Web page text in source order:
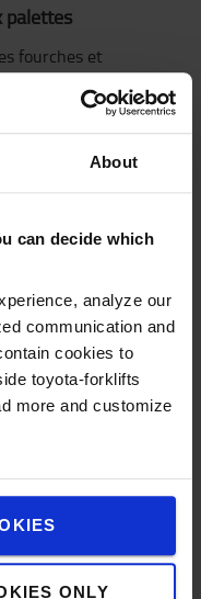
About
can decide which
analyze our
communication and
cookies to
toyota-forklifts
more and customize
ONLY
palettes
fourches et
simultanée